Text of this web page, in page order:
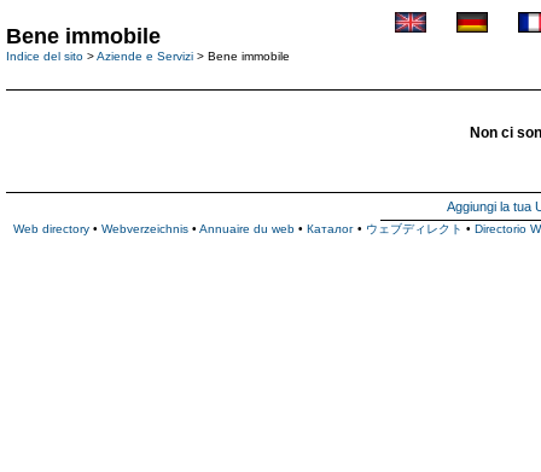
Bene immobile
Indice del sito >Aziende e Servizi > Bene immobile
Non ci
Aggiungi la tua
Web directory • Webverzeichnis • Annuaire du web • Каталог • ウェブディレクト • Directorio